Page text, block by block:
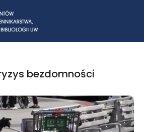
bezdomności